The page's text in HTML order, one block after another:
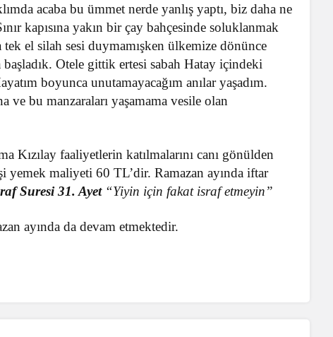
acaba bu ümmet nerde yanlış yaptı, biz daha ne
kapısına yakın bir çay bahçesinde soluklanmak
el silah sesi duymamışken ülkemize dönünce
Otele gittik ertesi sabah Hatay içindeki
boyunca unutamayacağım anılar yaşadım.
ve bu manzaraları yaşamama vesile olan
Kızılay faaliyetlerin katılmalarını canı gönülden
maliyeti 60 TL’dir. Ramazan ayında iftar
Suresi 31. Ayet “Yiyin için fakat israf etmeyin”
ayında da devam etmektedir.